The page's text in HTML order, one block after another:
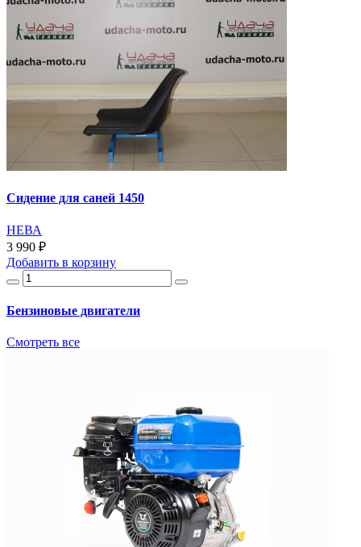
Сидение для саней 1450
НЕВА
3 990 ₽
Добавить в корзину
Бензиновые двигатели
Смотреть все